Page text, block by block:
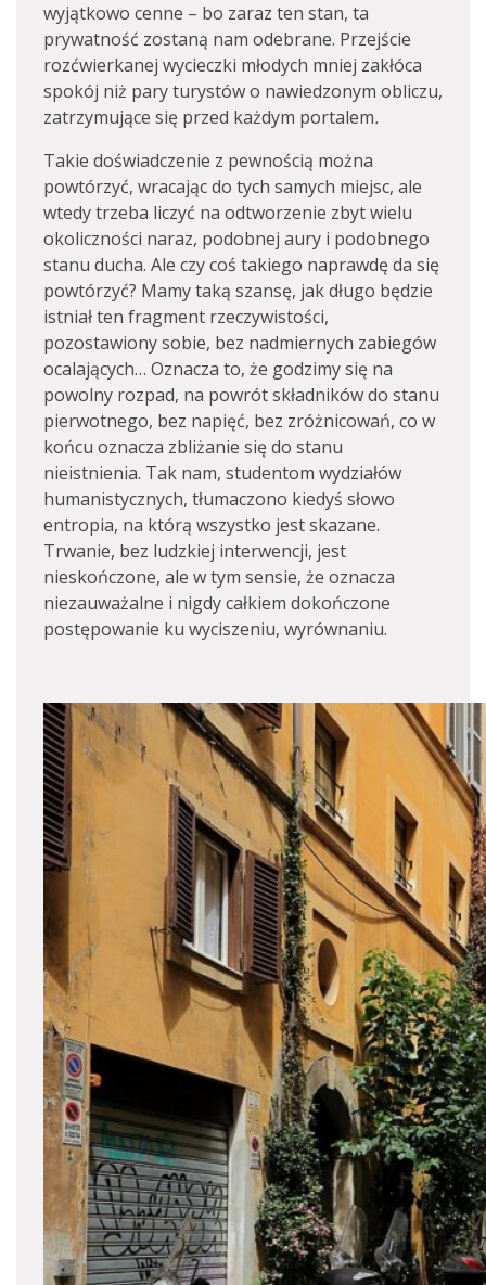
wyjątkowo cenne – bo zaraz ten stan, ta
prywatność zostaną nam odebrane. Przejście
rozćwierkanej wycieczki młodych mniej zakłóca
spokój niż pary turystów o nawiedzonym obliczu,
zatrzymujące się przed każdym portalem.
Takie doświadczenie z pewnością można
powtórzyć, wracając do tych samych miejsc, ale
wtedy trzeba liczyć na odtworzenie zbyt wielu
okoliczności naraz, podobnej aury i podobnego
stanu ducha. Ale czy coś takiego naprawdę da się
powtórzyć? Mamy taką szansę, jak długo będzie
istniał ten fragment rzeczywistości,
pozostawiony sobie, bez nadmiernych zabiegów
ocalających… Oznacza to, że godzimy się na
powolny rozpad, na powrót składników do stanu
pierwotnego, bez napięć, bez zróżnicowań, co w
końcu oznacza zbliżanie się do stanu
nieistnienia. Tak nam, studentom wydziałów
humanistycznych, tłumaczono kiedyś słowo
entropia, na którą wszystko jest skazane.
Trwanie, bez ludzkiej interwencji, jest
nieskończone, ale w tym sensie, że oznacza
niezauważalne i nigdy całkiem dokończone
postępowanie ku wyciszeniu, wyrównaniu.